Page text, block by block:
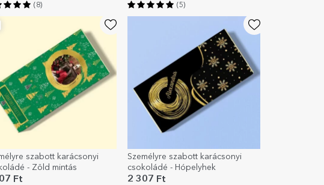
(8) (5)
szabott karácsonyi
- Zöld mintás
Ft
Személyre szabott karácsonyi
csokoládé - Hópelyhek
2 307 Ft